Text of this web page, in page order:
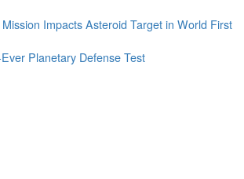
Mission Impacts Asteroid Target in World First
Planetary Defense Test